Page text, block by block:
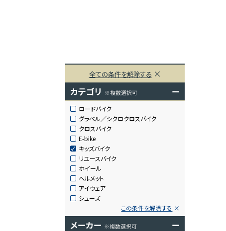
全ての条件を解除する
カテゴリ ※複数選択可 ー
ロードバイク
グラベル／シクロクロスバイク
クロスバイク
E-bike
キッズバイク
リユースバイク
ホイール
ヘルメット
アイウェア
シューズ
この条件を解除する
メーカー ※複数選択可 ー